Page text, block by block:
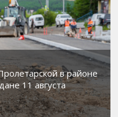
в районе
11 августа